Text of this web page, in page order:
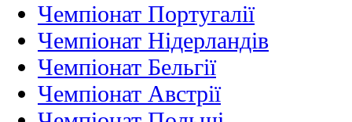
Чемпіонат Португалії
Чемпіонат Нідерландiв
Чемпіонат Бельгії
Чемпіонат Австрії